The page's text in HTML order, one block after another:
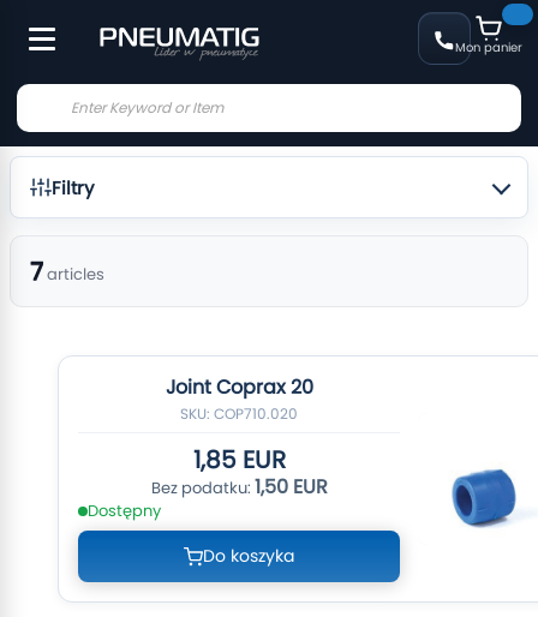
Mon panier
Filtry
7articles
Joint Coprax 20
SKU: COP710.020
1,85 EUR
1,50 EUR
Dostępny
Do koszyka